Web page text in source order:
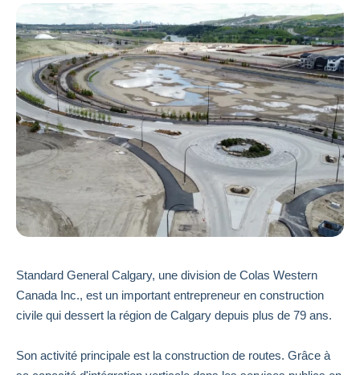
Standard General Calgary, une division de Colas Western
Canada Inc., est un important entrepreneur en construction
civile qui dessert la région de Calgary depuis plus de 79 ans.
Son activité principale est la construction de routes. Grâce à